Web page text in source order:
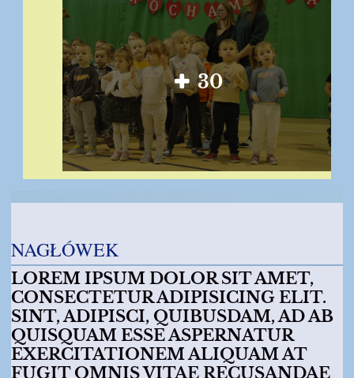
30
NAGŁÓWEK
LOREM IPSUM DOLOR SIT AMET,
CONSECTETUR ADIPISICING ELIT.
SINT, ADIPISCI, QUIBUSDAM, AD AB
QUISQUAM ESSE ASPERNATUR
EXERCITATIONEM ALIQUAM AT
FUGIT OMNIS VITAE RECUSANDAE